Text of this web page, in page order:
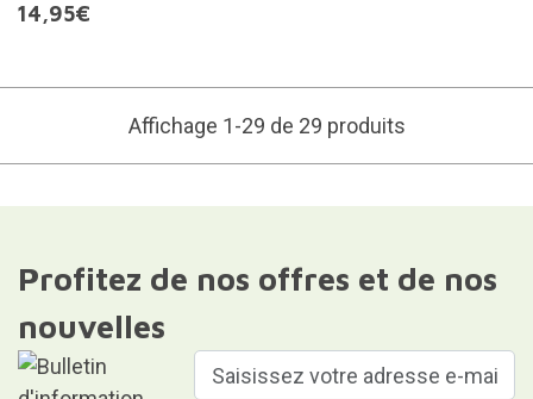
14,95€
Affichage 1-29 de 29 produits
Profitez de nos offres et de nos
nouvelles